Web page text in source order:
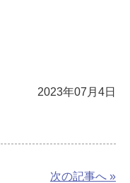
2023年07月4日
次の記事へ »